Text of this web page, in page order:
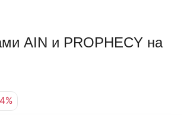
AIN и PROPHECY на